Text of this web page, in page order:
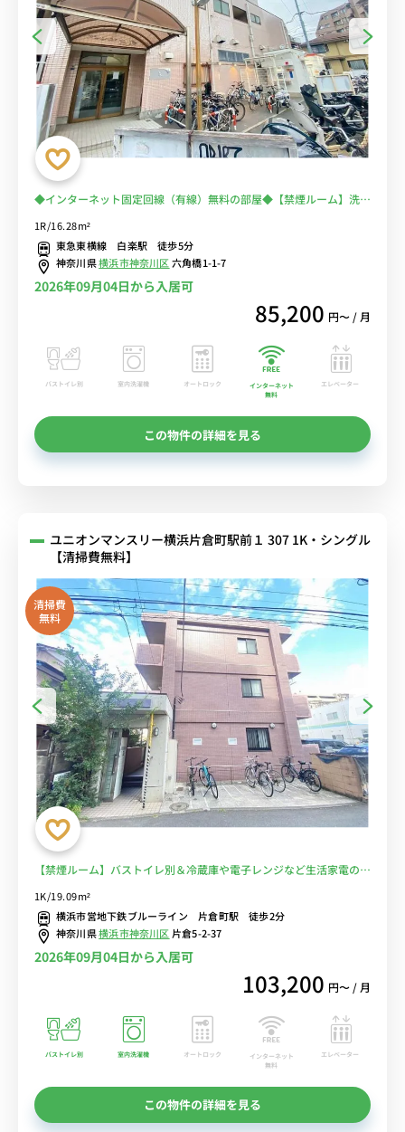
◆インターネット固定回線（有線）無料の部屋◆【禁煙ルーム】洗濯
ー付きインターフォン完備/休日は横浜銀行アイスアリーナでリフレ
ッシュ♪
1R/16.28m²
東急東横線 白楽駅 徒歩5分
神奈川県横浜市神奈川区六角橋1-1-7
2026年09月04日から入居可
85,200 円〜 / 月
バストイレ別 室内洗濯機 オートロック
インターネット
無料
エレベーター
この物件の詳細を見る
ユニオンマンスリー横浜片倉町駅前１ 307 1K・シングル
【清掃費無料】
清掃費
無料
【禁煙ルーム】バストイレ別＆冷蔵庫や電子レンジなど生活家電のあ
完備/神奈川大学横浜キャンパスまで徒歩通学■選べるWi-Fi格安レン
タル中！
1K/19.09m²
横浜市営地下鉄ブルーライン 片倉町駅 徒歩2分
神奈川県横浜市神奈川区 片倉5-2-37
2026年09月04日から入居可
103,200 円〜 / 月
バストイレ別 室内洗濯機 オートロック
インターネット
無料
エレベーター
この物件の詳細を見る